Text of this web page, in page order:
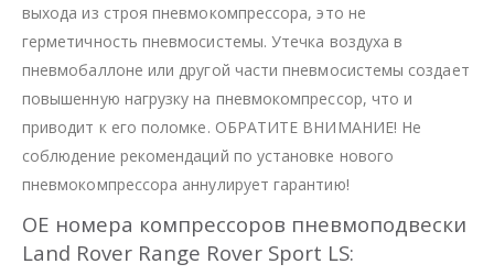
выхода из строя пневмокомпрессора, это не
герметичность пневмосистемы. Утечка воздуха в
пневмобаллоне или другой части пневмосистемы создает
повышенную нагрузку на пневмокомпрессор, что и
приводит к его поломке. ОБРАТИТЕ ВНИМАНИЕ! Не
соблюдение рекомендаций по установке нового
пневмокомпрессора аннулирует гарантию!
OE номера компрессоров пневмоподвески
Land Rover Range Rover Sport LS: